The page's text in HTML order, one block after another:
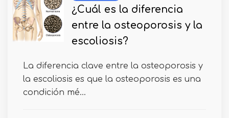
¿Cuál es la diferencia
entre la osteoporosis y la
escoliosis?
La diferencia clave entre la osteoporosis y
la escoliosis es que la osteoporosis es una
condición mé...